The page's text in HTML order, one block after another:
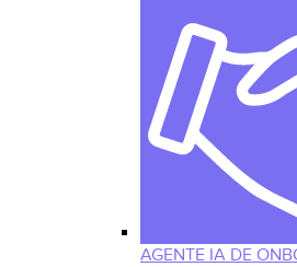
AGENTE IA DE